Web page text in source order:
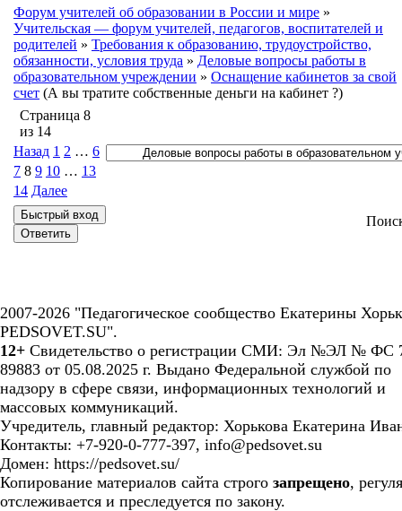
Форум учителей об образовании в России и мире »
Учительская — форум учителей, педагогов, воспитателей и
родителей » Требования к образованию, трудоустройство,
обязанности, условия труда » Деловые вопросы работы в
образовательном учреждении » Оснащение кабинетов за свой
счет (А вы тратите собственные деньги на кабинет ?)
Страница 8
из 14
Назад 1 2 … 6
7 8 9 10 … 13
14 Далее
2007-2026 "Педагогическое сообщество Екатерины
PEDSOVET.SU".
12+ Свидетельство о регистрации СМИ: Эл №ЭЛ № ФС
89883 от 05.08.2025 г. Выдано Федеральной службой по
надзору в сфере связи, информационных технологий и
массовых коммуникаций.
Учредитель, главный редактор: Хорькова Екатерина
Контакты: +7-920-0-777-397, info@pedsovet.su
Домен: https://pedsovet.su/
Копирование материалов сайта строго запрещено,
отслеживается и преследуется по закону.